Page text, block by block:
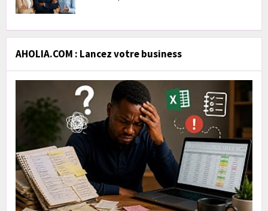
AHOLIA.COM : Lancez votre business